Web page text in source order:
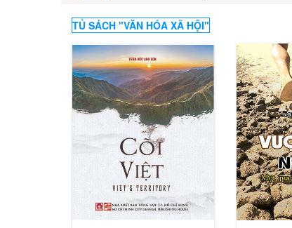
TỦ SÁCH "VĂN HÓA XÃ HỘI"